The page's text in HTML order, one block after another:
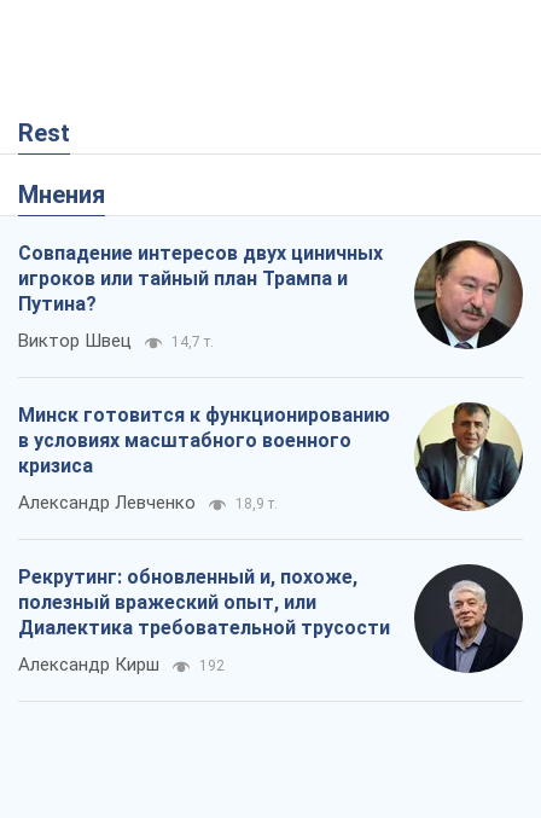
Rest
Мнения
Совпадение интересов двух циничных
игроков или тайный план Трампа и
Путина?
Виктор Швец 14,7 т.
Минск готовится к функционированию
в условиях масштабного военного
кризиса
Александр Левченко 18,9 т.
Рекрутинг: обновленный и, похоже,
полезный вражеский опыт, или
Диалектика требовательной трусости
Александр Кирш 192